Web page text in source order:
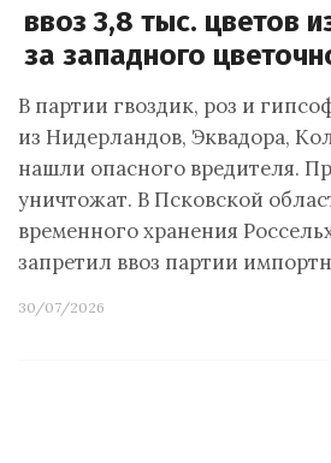
ввоз 3,8 тыс. цветов
за западного
В партии гвоздик, роз и
из Нидерландов, Эквадора,
нашли опасного вредителя.
уничтожат. В Псковской
временного хранения
запретил ввоз партии
30/07/2026